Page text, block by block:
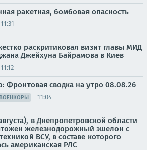
ракетная, бомбовая опасность
11:31
раскритиковал визит главы МИД
Джейхуна Байрамова в Киев
11:12
Фронтовая сводка на утро 08.08.26
ВОЕНКОРЫ 11:04
в Днепропетровской области
железнодорожный эшелон с
ВСУ, в составе которого
американская РЛС